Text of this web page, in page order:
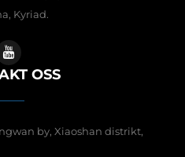
Kyriad.
OSS
by, Xiaoshan distrikt,